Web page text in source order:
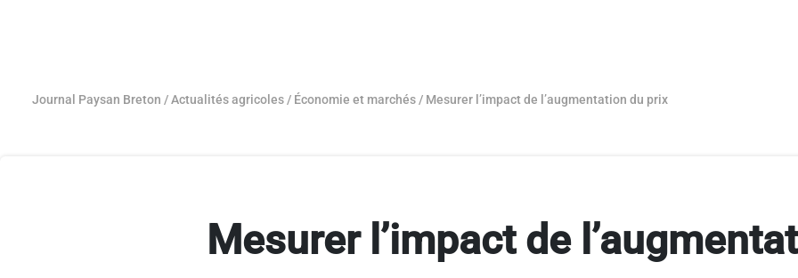
Journal Paysan Breton /Actualités agricoles / Économie et marchés / Mesurer l’impact de l’augmentation du prix
Mesurer l’impact de